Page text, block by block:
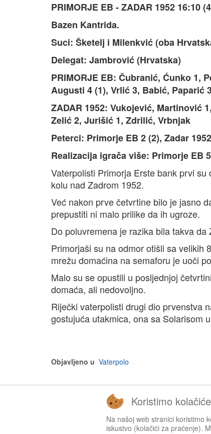
PRIMORJE EB - ZADAR 1952 16:10
Bazen Kantrida.
Suci: Šketelj i Milenkvić (oba
Delegat: Jambrović (Hrvatska)
PRIMORJE EB: Čubranić, Ćunko 1,
Augusti 4 (1), Vrlić 3, Babić, Paparić
ZADAR 1952: Vukojević, Martinović
Zelić 2, Jurišić 1, Zdrilić, Vrbnjak
Peterci: Primorje EB 2 (2), Zadar
Realizacija igrača više: Primorje EB
Vaterpolisti Primorja Erste bank prvi
kolu nad Zadrom 1952.
Već nakon prve četvrtine bilo je jasno
prepustiti ni malo prilike da ih ugroze.
Do poluvremena je razika bila takva
Primorjaši su na odmor otišli sa velikih
mrežu domaćina na semaforu je uoči
Malo su se opustili u posljednjoj
domaća, ali nedovoljno.
Riječki vaterpolisti drugi dio prvenstva
gostujuća utakmica, ona sa Solarisom
Objavljeno u Vaterpolo
Koristimo kolačiće
Na našoj web stranici koristimo
iskustvo (kolačići za praćenje).